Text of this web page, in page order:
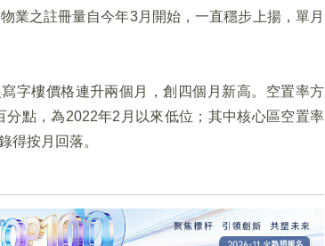
業之註冊量自今年3月開始，一直穩步上揚，單月
字樓價格連升兩個月，創四個月新高。空置率方
點，為2022年2月以來低位；其中核心區空置率
得按月回落。